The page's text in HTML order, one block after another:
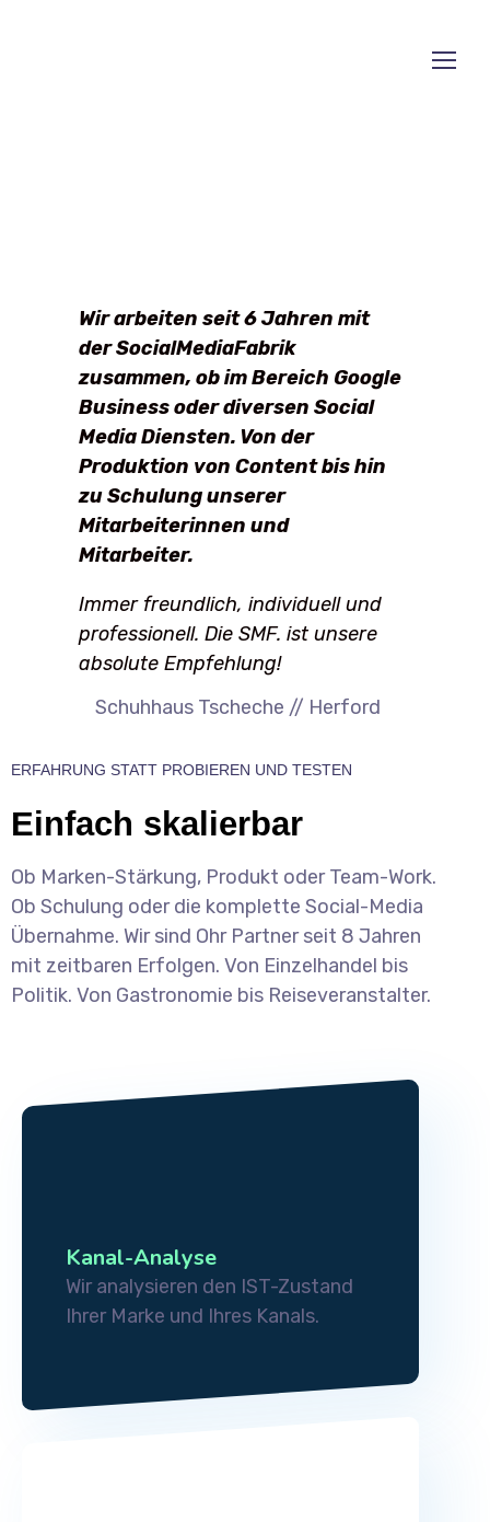
Wir arbeiten seit 6 Jahren mit
der SocialMediaFabrik
zusammen, ob im Bereich Google
Business oder diversen Social
Media Diensten. Von der
Produktion von Content bis hin
zu Schulung unserer
Mitarbeiterinnen und
Mitarbeiter.
Immer freundlich, individuell und
professionell. Die SMF. ist unsere
absolute Empfehlung!
Schuhhaus Tscheche // Herford
ERFAHRUNG STATT PROBIEREN UND TESTEN
Einfach skalierbar
Ob Marken-Stärkung, Produkt oder Team-Work.
Ob Schulung oder die komplette Social-Media
Übernahme. Wir sind Ohr Partner seit 8 Jahren
mit zeitbaren Erfolgen. Von Einzelhandel bis
Politik. Von Gastronomie bis Reiseveranstalter.
Kanal-Analyse
Wir analysieren den IST-Zustand
Ihrer Marke und Ihres Kanals.